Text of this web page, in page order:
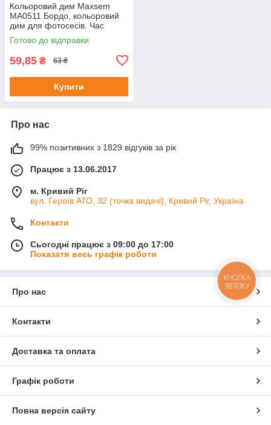
Кольоровий дим Maxsem
MA0511 Бордо, кольоровий
дим для фотосесів. Час
роботи 60 сек.
Готово до відправки
59,85 ₴ 63 ₴
Купити
Про нас
99% позитивних з 1829 відгуків за рік
Працює з 13.06.2017
м. Кривий Ріг
вул. Героїв АТО, 32 (точка видачі), Кривий Ріг, Україна
Контакти
Сьогодні працює з 09:00 до 17:00
Показати весь графік роботи
Про нас
Контакти
Доставка та оплата
Графік роботи
Повна версія сайту
КНОПКА
ЗВ'ЯЗКУ